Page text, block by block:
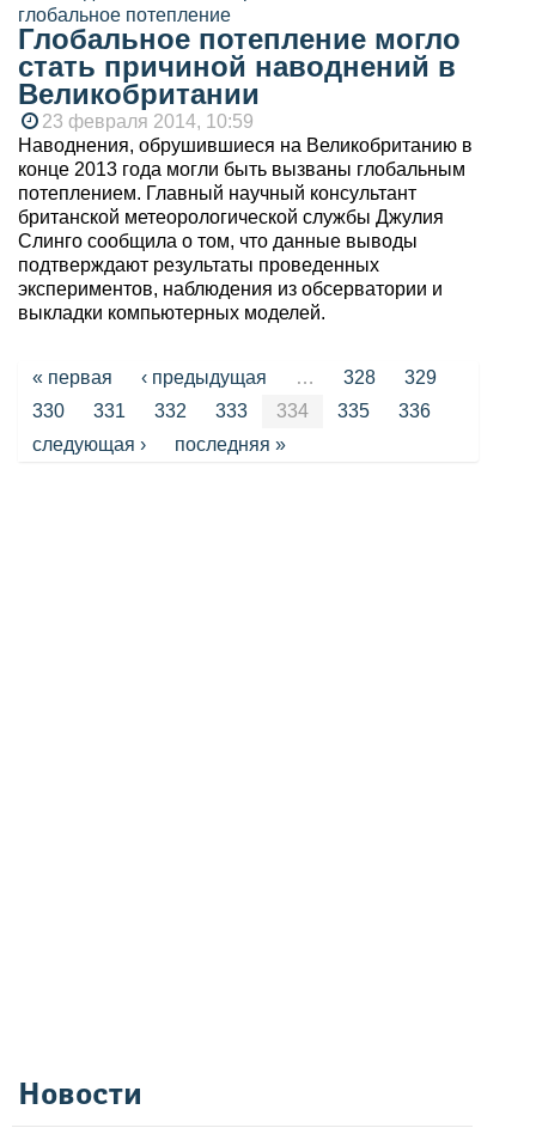
Глобальное потепление могло
стать причиной наводнений в
Великобритании
23 февраля 2014, 10:59
Наводнения, обрушившиеся на Великобританию в
конце 2013 года могли быть вызваны глобальным
потеплением. Главный научный консультант
британской метеорологической службы Джулия
Слинго сообщила о том, что данные выводы
подтверждают результаты проведенных
экспериментов, наблюдения из обсерватории и
выкладки компьютерных моделей.
Страницы
« первая ‹ предыдущая … 328
329
330
331 332 333 334 335
336
следующая ›
последняя »
Новости